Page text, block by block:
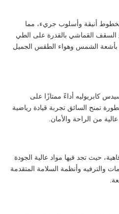
أنيقة وأسلوب جريء، مما
السقف القماشي بالقدرة على الطي
بأشعة الشمس وهواء الطقس الجميل
كابريوليه أداءً ممتازًا على
تمنح السائق تجربة قيادة رياضية
من الراحة والأمان.
حيث تجد فيها مواد عالية الجودة
والترفيه وأنظمة السلامة المتقدمة